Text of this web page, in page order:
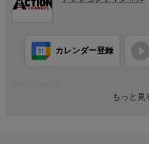
もっと見
カレンダー登録